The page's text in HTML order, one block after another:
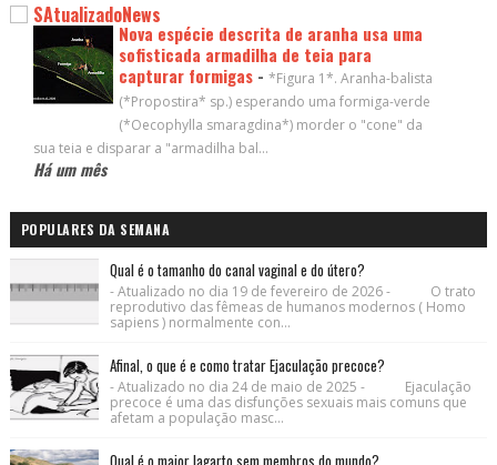
SAtualizadoNews
Nova espécie descrita de aranha usa uma
sofisticada armadilha de teia para
capturar formigas - *Figura 1*. Aranha-balista
(*Propostira* sp.) esperando uma formiga-verde
(*Oecophylla smaragdina*) morder o "cone" da
sua teia e disparar a "armadilha bal...
Há um mês
POPULARES DA SEMANA
Qual é o tamanho do canal vaginal e do útero?
- Atualizado no dia 19 de fevereiro de 2026 - O trato
reprodutivo das fêmeas de humanos modernos ( Homo
sapiens ) normalmente con...
Afinal, o que é e como tratar Ejaculação precoce?
- Atualizado no dia 24 de maio de 2025 - Ejaculação
precoce é uma das disfunções sexuais mais comuns que
afetam a população masc...